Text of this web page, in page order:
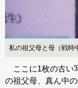
私の祖父母と母（戦時
ここに1枚の古い
の祖父母、真ん中